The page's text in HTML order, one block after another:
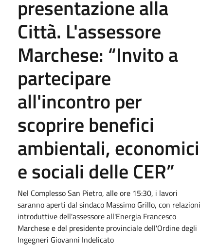
presentazione alla
Città. L'assessore
Marchese: “Invito a
partecipare
all'incontro per
scoprire benefici
ambientali, economici
e sociali delle CER”
Nel Complesso San Pietro, alle ore 15:30, i lavori
saranno aperti dal sindaco Massimo Grillo, con relazioni
introduttive dell'assessore all'Energia Francesco
Marchese e del presidente provinciale dell'Ordine degli
Ingegneri Giovanni Indelicato